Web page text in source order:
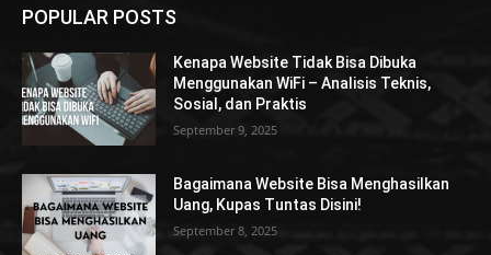
POPULAR POSTS
Kenapa Website Tidak Bisa Dibuka
Menggunakan WiFi – Analisis Teknis,
Sosial, dan Praktis
September 9, 2025
Bagaimana Website Bisa Menghasilkan
Uang, Kupas Tuntas Disini!
September 8, 2025